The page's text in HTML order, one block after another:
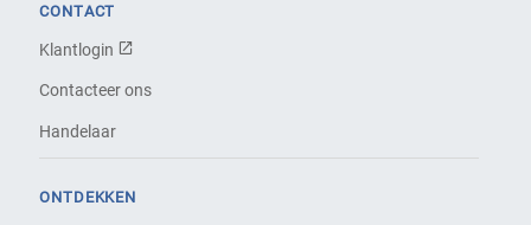
CONTACT
Klantlogin
Contacteer ons
Handelaar
ONTDEKKEN